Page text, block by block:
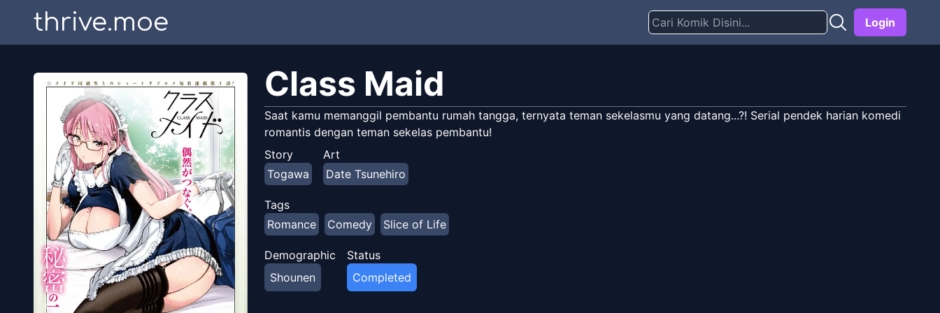
thrive.moe Login
Class Maid
Saat kamu memanggil pembantu rumah tangga, ternyata teman sekelasmu yang datang...?! Serial pendek harian komedi
romantis dengan teman sekelas pembantu!
Story
Togawa
Art
Date Tsunehiro
Tags
Romance
Comedy Slice of Life
Demographic
Shounen
Status
Completed